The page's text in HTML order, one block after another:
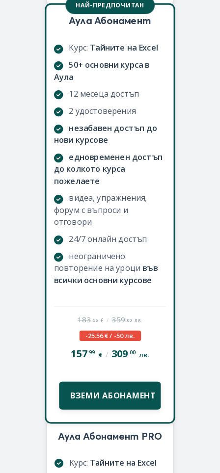
НАЙ-ПРЕДПОЧИТАН
Аула Абонамент
Kурс: Тайните на Excel
50+ основни курса в
Аула
12 месеца достъп
2 удостоверения
незабавен достъп до
нови курсове
едновременен достъп
до колкото курса
пожелаете
видеа, упражнения,
форум с въпроси и
отговори
24/7 онлайн достъп
неограничено
повторение на уроци във
всички основни курсове
183.55 € / 359 .00 лв.
-25.56 € / -50 лв.
157.99 € / 309 .00 лв.
ВЗЕМИ АБОНАМЕНТ
Аула Абонамент PRO
Kурс: Тайните на Excel